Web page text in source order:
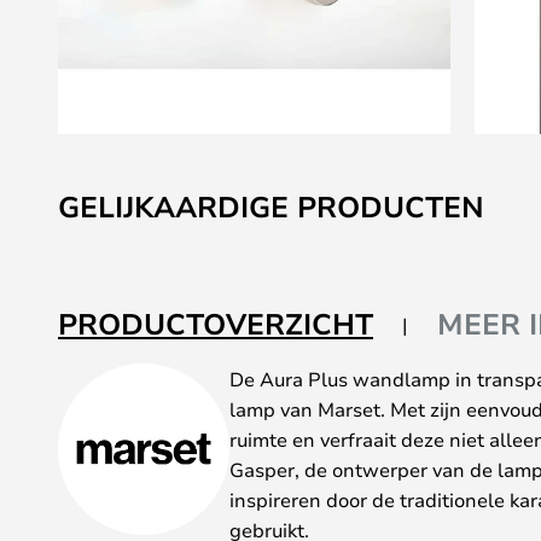
naar
het
de
afbeeldingen-
GELIJKAARDIGE PRODUCTEN
PRODUCTOVERZICHT MEER
De Aura Plus wandlamp in
lamp van Marset. Met zijn
ruimte en verfraait deze niet
Gasper, de ontwerper van de
inspireren door de traditionele
gebruikt.